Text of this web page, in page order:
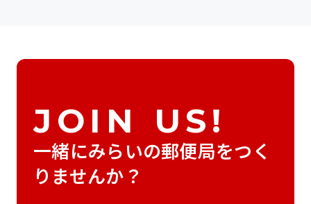
JOIN US!
一緒にみらいの郵便局をつく
りませんか？